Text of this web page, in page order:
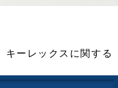
キーレックスに関する